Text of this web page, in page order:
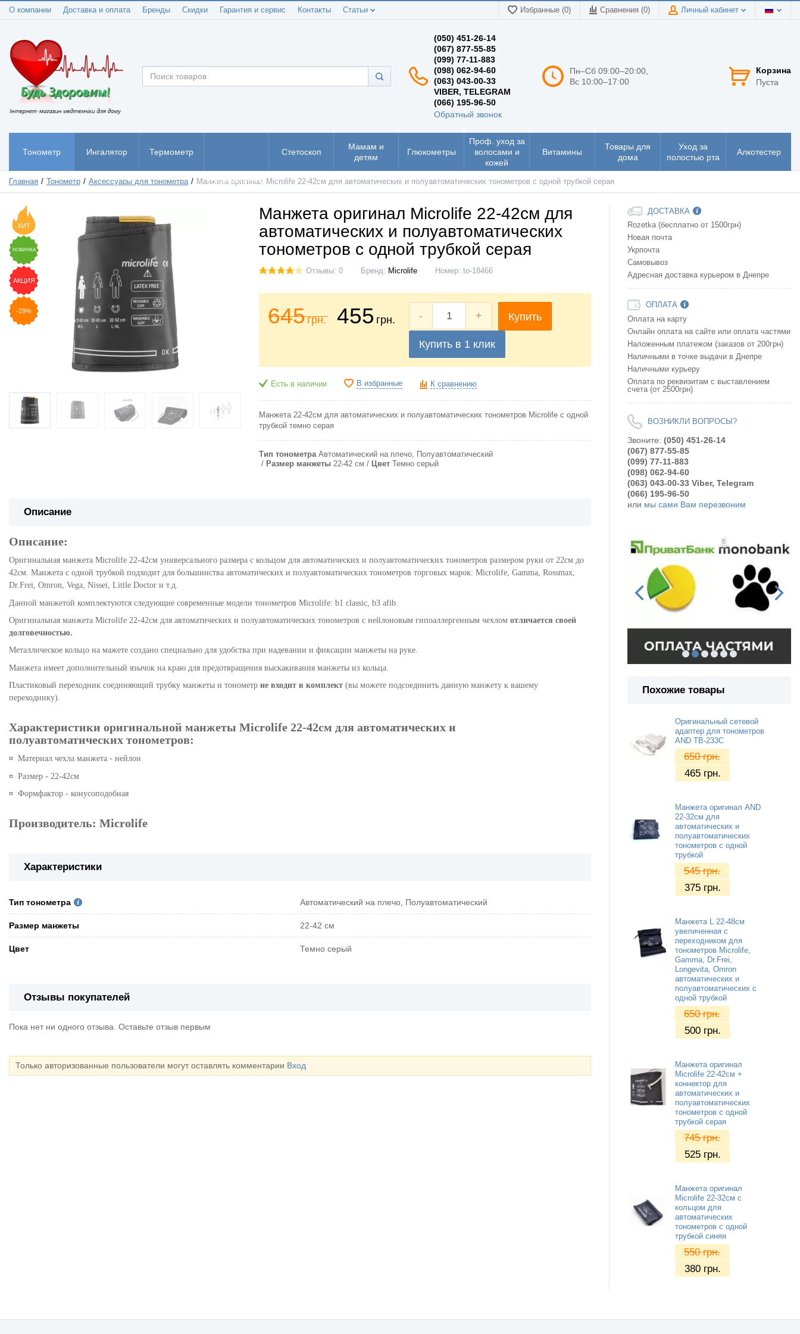
О компании Доставка и оплата Бренды Скидки Гарантия и сервис Контакты Статьи Избранные (0) Сравнения (0) Личный кабинет
(050) 451-26-14
(067) 877-55-85
(099) 77-11-883
(098) 062-94-60
(063) 043-00-33
VIBER, TELEGRAM
(066) 195-96-50
Обратный звонок
Пн–Сб 09:00–20:00,
Вс 10:00–17:00
Корзина
Пуста
Тонометр Ингалятор Термометр
Пульсоксиметр
Стетоскоп
Мамам и
детям
Глюкометры
Проф. уход за
волосами и
кожей
Витамины
Товары для
дома
Уход за
полостью рта
Алкотестер
Главная Тонометр Аксессуары для тонометра Манжета оригинал Microlife 22-42см для автоматических и полуавтоматических тонометров с одной трубкой серая
ХИТ
НОВИНКА
АКЦИЯ
-29%
Манжета оригинал Microlife 22-42см для
автоматических и полуавтоматических
тонометров с одной трубкой серая
Отзывы: 0 Бренд: Microlife Номер: to-18466
645грн. 455 грн. - + Купить
Купить в 1 клик
Есть в наличии В избранные К сравнению
Манжета 22-42см для автоматических и полуавтоматических тонометров Microlife с одной
трубкой темно серая
Тип тонометра Автоматический на плечо, Полуавтоматический
Pазмер манжеты 22-42 см Цвет Темно серый
Описание
Описание:
Оригинальная манжета Microlife 22-42см универсального размера с кольцом для автоматических и полуавтоматических тонометров размером руки от 22см до
42см. Манжета с одной трубкой подходит для большинства автоматических и полуавтоматических тонометров торговых марок: Microlife, Gamma, Rossmax,
Dr.Frei, Omron, Vega, Nissei, Little Doctor и т.д.
Данной манжетой комплектуются следующие современные модели тонометров Microlife: b1 classic, b3 afib.
Оригинальная манжета Microlife 22-42см для автоматических и полуавтоматических тонометров с нейлоновым гипоаллергенным чехлом отличается своей
долговечностью.
Металлическое кольцо на мажете создано специально для удобства при надевании и фиксации манжеты на руке.
Манжета имеет дополнительный язычок на краю для предотвращения выскакивания манжеты из кольца.
Пластиковый переходник соединяющий трубку манжеты и тонометр не входит в комплект (вы можете подсоединить данную манжету к вашему
переходнику).
Характеристики оригинальной манжеты Microlife 22-42см для автоматических и
полуавтоматических тонометров:
¤ Материал чехла манжета - нейлон
¤ Размер - 22-42см
¤ Формфактор - конусоподобная
Производитель: Microlife
Характеристики
Тип тонометра Автоматический на плечо, Полуавтоматический
Pазмер манжеты 22-42 см
Цвет Темно серый
Отзывы покупателей
Пока нет ни одного отзыва. Оставьте отзыв первым
Только авторизованные пользователи могут оставлять комментарии Вход
ДОСТАВКА
Rozetka (бесплатно от 1500грн)
Новая почта
Укрпочта
Самовывоз
Адресная доставка курьером в Днепре
ОПЛАТА
Оплата на карту
Онлайн оплата на сайте или оплата частями
Наложенным платежом (заказов от 200грн)
Наличными в точке выдачи в Днепре
Наличными курьеру
Оплата по реквизитам с выставлением
счета (от 2500грн)
ВОЗНИКЛИ ВОПРОСЫ?
Звоните: (050) 451-26-14
(067) 877-55-85
(099) 77-11-883
(098) 062-94-60
(063) 043-00-33 Viber, Telegram
(066) 195-96-50
или мы сами Вам перезвоним
Похожие товары
Оригинальный сетевой
адаптер для тонометров
AND TB-233C
650грн.
465 грн.
Манжета оригинал AND
22-32см для
автоматических и
полуавтоматических
тонометров с одной
трубкой
545грн.
375 грн.
Манжета L 22-48см
увеличенная с
переходником для
тонометров Microlife,
Gamma, Dr.Frei,
Longevita, Omron
автоматических и
полуавтоматических с
одной трубкой
650грн.
500 грн.
Манжета оригинал
Microlife 22-42см +
коннектор для
автоматических и
полуавтоматических
тонометров с одной
трубкой серая
745грн.
525 грн.
Манжета оригинал
Microlife 22-32см с
кольцом для
автоматических
тонометров с одной
трубкой синяя
550грн.
380 грн.